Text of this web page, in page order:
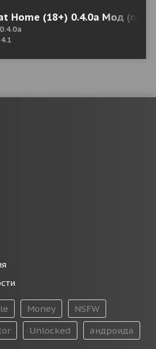
Home (18+) 0.4.0a Мод
Money
NSFW
Unlocked
андроида